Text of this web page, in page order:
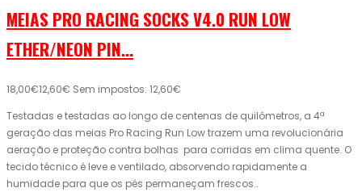
MEIAS PRO RACING SOCKS V4.0 RUN LOW
ETHER/NEON PIN...
18,00€12,60€ Sem impostos: 12,60€
Testadas e testadas ao longo de centenas de quilômetros, a 4ª
geração das meias Pro Racing Run Low trazem uma revolucionária
aeração e proteção contra bolhas para corridas em clima quente. O
tecido técnico é leve e ventilado, absorvendo rapidamente a
humidade para que os pés permaneçam frescos..